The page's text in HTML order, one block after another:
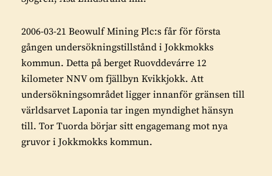
2006-03-21 Beowulf Mining Plc:s får för första
gången undersökningstillstånd i Jokkmokks
kommun. Detta på berget Ruovddevárre 12
kilometer NNV om fjällbyn Kvikkjokk. Att
undersökningsområdet ligger innanför gränsen till
världsarvet Laponia tar ingen myndighet hänsyn
till. Tor Tuorda börjar sitt engagemang mot nya
gruvor i Jokkmokks kommun.